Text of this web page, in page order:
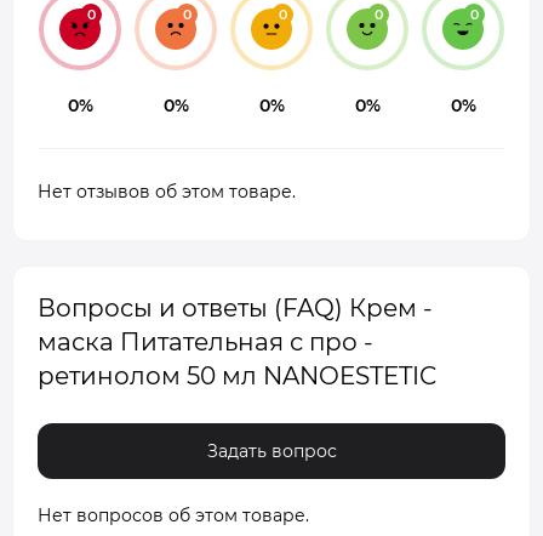
0
0%
0
0%
0
0%
0
0%
0
0%
Нет отзывов об этом товаре.
Вопросы и ответы (FAQ) Крем -
маска Питательная с про -
ретинолом 50 мл NANOESTETIC
Задать вопрос
Нет вопросов об этом товаре.